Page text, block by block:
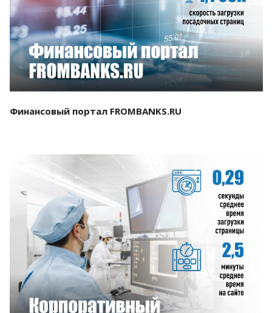
Смотреть проект
Финансовый портал FROMBANKS.RU
Смотреть проект